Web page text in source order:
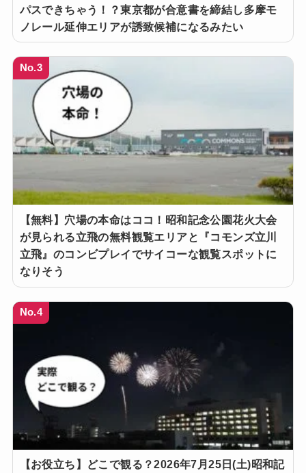
パスできちゃう！？東京都が合意書を締結し多摩モ
ノレール延伸エリアが誘致候補になるみたい
No.3
【無料】穴場の本命はココ！昭和記念公園花火大会
が見られる立飛の無料観覧エリアと『コモンズ立川
立飛』のコンビプレイでサイコーな観覧スポットに
なりそう
No.4
【お役立ち】どこで観る？2026年7月25日(土)昭和記